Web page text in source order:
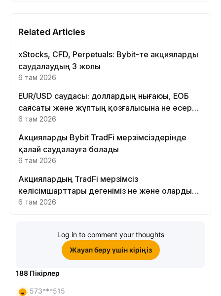
Related Articles
xStocks, CFD, Perpetuals: Bybit-те акцияларды
саудалаудың 3 жолы
6 там 2026
EUR/USD саудасы: доллардың нығаюы, ЕОБ
саясаты және жұптың қозғалысына не әсер
етеді
6 там 2026
Акцияларды Bybit TradFi мерзімсіздерінде
қалай саудалауға болады
6 там 2026
Акциялардың TradFi мерзімсіз
келісімшарттары дегеніміз не және оларды
Bybit платформасында неге саудалау керек?
6 там 2026
Log in to comment your thoughts
Жауап беру үшін кіріңіз
188 Пікірлер
573***515